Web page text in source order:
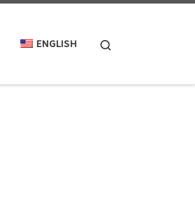
ENGLISH